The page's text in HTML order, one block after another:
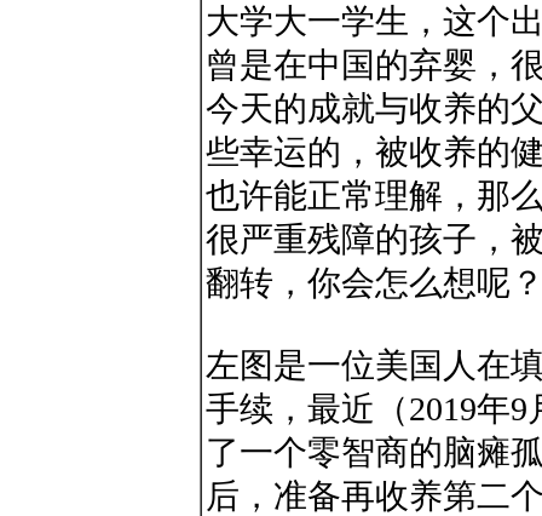
大学大一学生，这个
曾是在中国的弃婴，
今天的成就与收养的
些幸运的，被收养的
也许能正常理解，那
很严重残障的孩子，
翻转，你会怎么想呢
左图是一位美国人在
手续，最近（2019年
了一个零智商的脑瘫
后，准备再收养第二